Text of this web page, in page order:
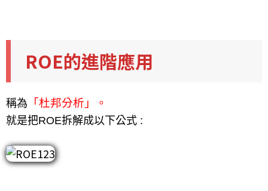
ROE的進階應用
稱為 「杜邦分析」。
就是把ROE拆解成以下公式 :